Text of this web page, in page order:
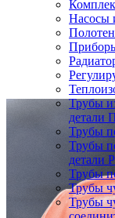
Насосы
Трубы
детали
Трубы
Трубы
детали
Трубы
Трубы
Трубы